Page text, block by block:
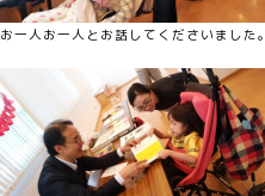
お一人お一人とお話してくださいました。